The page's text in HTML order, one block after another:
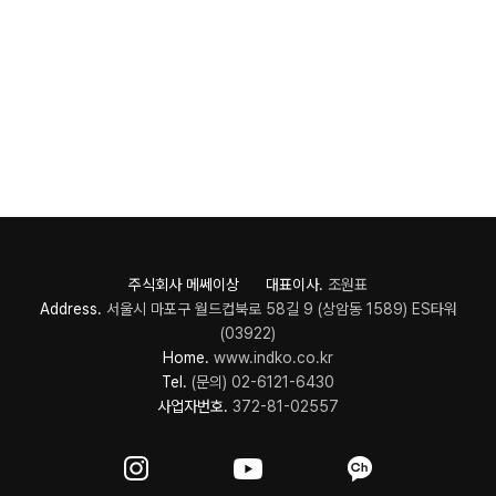
주식회사 메쎄이상 대표이사. 조원표
Address. 서울시 마포구 월드컵북로 58길 9 (상암동 1589) ES타워
(03922)
Home. www.indko.co.kr
Tel. (문의) 02-6121-6430
사업자번호. 372-81-02557